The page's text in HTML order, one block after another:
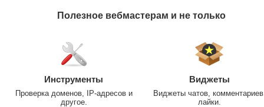
Полезное вебмастерам и не только
Инструменты
Проверка доменов, IP-адресов и
другое.
Виджеты
Виджеты чатов,
лайки.